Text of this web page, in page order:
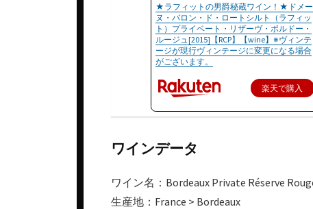
★ラフィットの男爵秘蔵ワイン！★ドメー
ヌ・バロン・ド・ロートシルト（ラフィッ
ト）プライベート・リザーヴ・ボルドー・
ルージュ[2015]【RCP】【wine】※ヴィンテ
ージが現行ヴィンテージに変更になる場合
がございます。
楽天で購入
ワインデータ
ワイン名：Bordeaux Private Réserve
生産地：France > Bordeaux